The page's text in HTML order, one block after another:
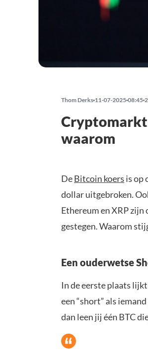
Thom Derks 11-07-2025 08:45
waarom
DeBitcoin koers is op
dollar uitgebroken.
Ethereum en XRP zijn
gestegen. Waarom
Een ouderwetse
In de eerste plaats
een “short” als
dan leen jij één BTC